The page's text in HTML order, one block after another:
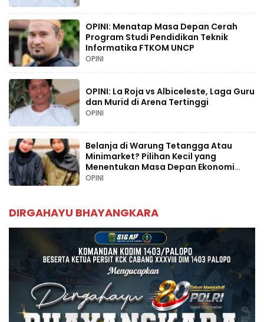
OPINI: Menatap Masa Depan Cerah
Program Studi Pendidikan Teknik
Informatika FTKOM UNCP
OPINI
OPINI: La Roja vs Albiceleste, Laga Guru
dan Murid di Arena Tertinggi
OPINI
Belanja di Warung Tetangga Atau
Minimarket? Pilihan Kecil yang
Menentukan Masa Depan Ekonomi
Palopo
OPINI
DIRGAHAYU BHAYANGKARA